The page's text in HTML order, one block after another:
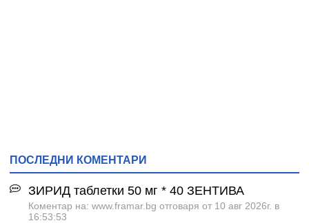
ПОСЛЕДНИ КОМЕНТАРИ
ЗИРИД таблетки 50 мг * 40 ЗЕНТИВА
Коментар на: www.framar.bg отговаря от 10 авг 2026г. в
16:53:53